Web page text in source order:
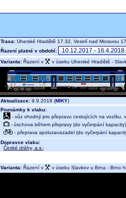
Trasa: Uherské Hradiště 17.32, Veselí nad Moravou
Řazení platné v období:
Varianta: Řazení v v úseku Uherské Hradiště -
Aktualizace: 9.9.2018 (MIKY)
Poznámky k vlaku:
- vůz vhodný pro přepravu cestujících na vozíku,
- úschova během přepravy (do vyčerpání kapacity)
- přeprava spoluzavazadel (do vyčerpání
Dopravce vlaku:
České dráhy, a.s. ;
Varianta: Řazení v v úseku Slavkov u Brna - Brno